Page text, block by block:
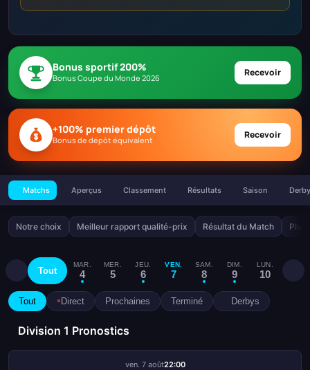
Bonus sportif 200%
Bonus Coupe du Monde 2026 Recevoir
+100% premier dépôt
Bonus de dépôt équivalent Recevoir
Matchs Aperçus Classement Résultats Saison
Notre choix Meilleur rapport qualité-prix Résultat du Match Plus
Tout
MAR.
4
MER.
5
JEU.
6
VEN.
7
SAM.
8
DIM.
9
LUN.
10
MAR.
Tout Direct Prochaines Terminé Derbys
Division 1 Pronostics
ven. 7 août22:00